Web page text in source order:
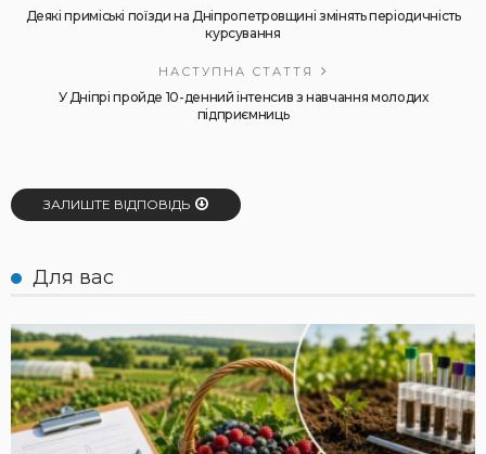
Деякі приміські поїзди на Дніпропетровщині змінять періодичність
курсування
НАСТУПНА СТАТТЯ
У Дніпрі пройде 10-денний інтенсив з навчання молодих
підприємниць
ЗАЛИШТЕ ВІДПОВІДЬ
Для вас